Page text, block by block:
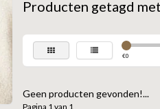
Producten getagd
€0
Geen producten gevonden!...
Pagina 1 van 1